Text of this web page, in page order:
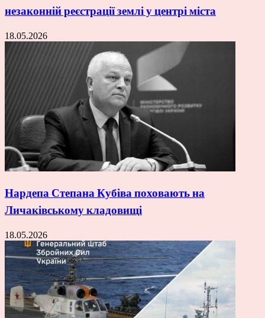
незаконній реєстрації землі у центрі міста
18.05.2026
Нардепа Степана Кубіва поховають на
Личаківському кладовищі
18.05.2026